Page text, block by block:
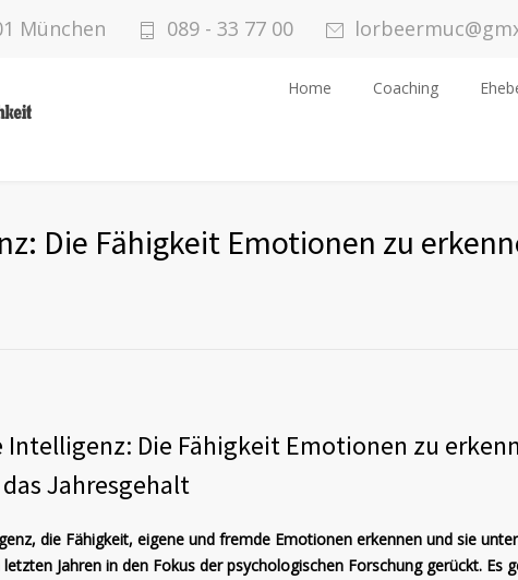
München 089 - 33 77 00
Home Coaching
Die Fähigkeit Emotionen zu
Die Fähigkeit Emotionen zu
Jahresgehalt
die Fähigkeit, eigene und fremde Emotionen erkennen und sie
Jahren in den Fokus der psychologischen Forschung gerückt. Es